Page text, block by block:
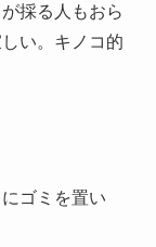
採る人もおら
い。キノコ的
ゴミを置い